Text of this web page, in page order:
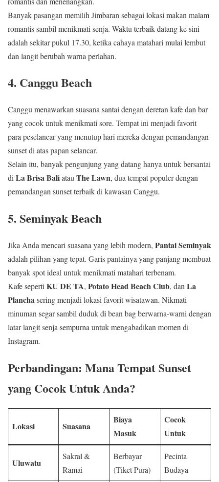
Banyak pasangan memilih Jimbaran sebagai lokasi makan malam
romantis sambil menikmati senja. Waktu terbaik datang ke sini
adalah sekitar pukul 17.30, ketika cahaya matahari mulai lembut
dan langit berubah warna perlahan.
4. Canggu Beach
Canggu menawarkan suasana santai dengan deretan kafe dan bar
yang cocok untuk menikmati sore. Tempat ini menjadi favorit
para peselancar yang menutup hari mereka dengan pemandangan
sunset di atas papan selancar.
Selain itu, banyak pengunjung yang datang hanya untuk bersantai
diLa Brisa BaliatauThe Lawn, dua tempat populer dengan
pemandangan sunset terbaik di kawasan Canggu.
5. Seminyak Beach
Jika Anda mencari suasana yang lebih modern, Pantai Seminyak
adalah pilihan yang tepat. Garis pantainya yang panjang membuat
banyak spot ideal untuk menikmati matahari terbenam.
Kafe seperti KU DE TA, Potato Head Beach Club, dan La
Planchasering menjadi lokasi favorit wisatawan. Nikmati
minuman segar sambil duduk di bean bag berwarna-warni dengan
latar langit senja sempurna untuk mengabadikan momen di
Instagram.
Perbandingan: Mana Tempat Sunset
yang Cocok Untuk Anda?
Lokasi Suasana
Biaya
Masuk
Cocok
Untuk
Uluwatu
Sakral &
Ramai
Berbayar
(Tiket Pura)
Pecinta
Budaya